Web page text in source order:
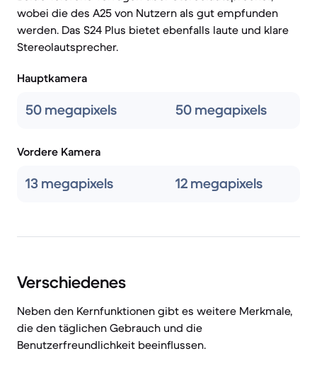
wobei die des A25 von Nutzern als gut empfunden
werden. Das S24 Plus bietet ebenfalls laute und klare
Stereolautsprecher.
Hauptkamera
50 megapixels 50 megapixels
Vordere Kamera
13 megapixels 12 megapixels
Verschiedenes
Neben den Kernfunktionen gibt es weitere Merkmale,
die den täglichen Gebrauch und die
Benutzerfreundlichkeit beeinflussen.